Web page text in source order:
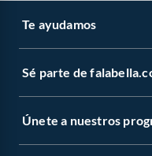
Te ayudamos
Sé parte de
Únete a nuestros